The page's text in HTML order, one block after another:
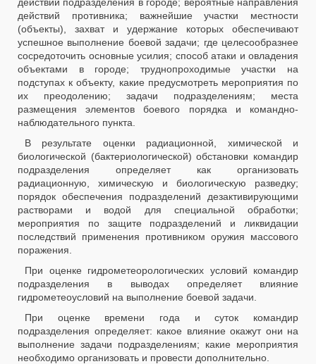
действий противника; важнейшие участки местности
(объекты), захват и удержание которых обеспечивают
успешное выполнение боевой задачи; где целесообразнее
сосредоточить основные усилия; способ атаки и овладения
объектами в городе; труднопроходимые участки на
подступах к объекту, какие предусмотреть мероприятия по
их преодолению; задачи подразделениям; места
размещения элементов боевого порядка и командно-
наблюдательного пункта.
В результате оценки радиационной, химической и
биологической (бактериологической) обстановки командир
подразделения определяет как организовать
радиационную, химическую и биологическую разведку;
порядок обеспечения подразделений дезактивирующими
растворами и водой для специальной обработки;
мероприятия по защите подразделений и ликвидации
последствий применения противником оружия массового
поражения.
При оценке гидрометеорологических условий командир
подразделения в выводах определяет влияние
гидрометеоусловий на выполнение боевой задачи.
При оценке времени года и суток командир
подразделения определяет: какое влияние окажут они на
выполнение задачи подразделениям; какие мероприятия
необходимо организовать и провести дополнительно.